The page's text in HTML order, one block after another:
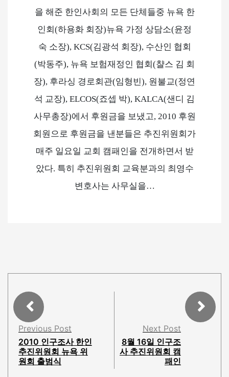
을 해준 한인사회의 모든 단체들중 뉴욕 한
인회(하용화 회장)뉴욕 가정 상담소(윤정
숙 소장), KCS(김광석 회장), 수산인 협회
(박동주), 뉴욕 보험재정인 협회(챨스 김 회
장), 후라싱 경로회관(임형빈), 원불교(정연
석 교장), ELCOS(죠셉 박), KALCA(샌디 김
사무총장)에서 후원금을 보냈고, 2010 후원
회원으로 후원금을 낸분들은 추진위원회가
매주 일요일 교회 캠패인을 전개하면서 받
았다. 특히 추진위원회 교육분과의 최영수
변호사는 사무실을…
Previous Post
2010 인구조사 한인
추진위원회 뉴욕 위
원회 출범식
Next Post
8월 16일 인구조
사 추진위원회 캠
패인